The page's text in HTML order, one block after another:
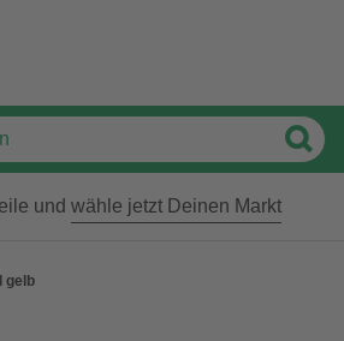
und wähle jetzt Deinen Markt
gelb